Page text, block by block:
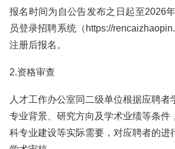
报名时间为自公告发布之日起至2026
员登录招聘系统（https://
注册后报名。
2.资格审查
人才工作办公室同二级单位根据应聘者
专业背景、研究方向及学术业绩等条件
科专业建设等实际需要，对应聘者的进